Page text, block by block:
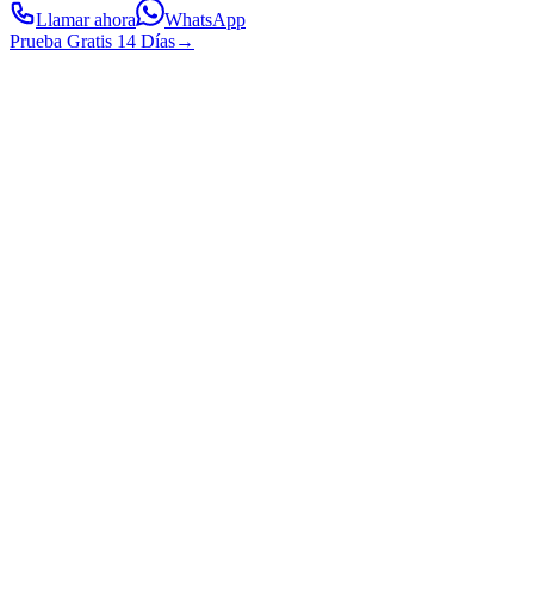
Llamar ahora
WhatsApp
Prueba Gratis 14 Días→